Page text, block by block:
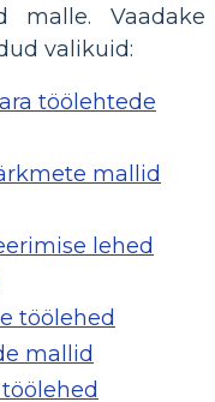
Vaadake
valikuid:
töölehtede
mallid
lehed
töölehed
mallid